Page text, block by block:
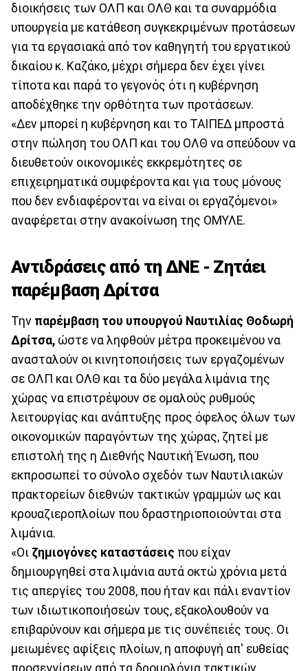
διοικήσεις των ΟΛΠ και ΟΛΘ και τα συναρμόδια
υπουργεία με κατάθεση συγκεκριμένων προτάσεων
για τα εργασιακά από τον καθηγητή του εργατικού
δικαίου κ. Καζάκο, μέχρι σήμερα δεν έχει γίνει
τίποτα και παρά το γεγονός ότι η κυβέρνηση
αποδέχθηκε την ορθότητα των προτάσεων.
«Δεν μπορεί η κυβέρνηση και το ΤΑΙΠΕΔ μπροστά
στην πώληση του ΟΛΠ και του ΟΛΘ να σπεύδουν να
διευθετούν οικονομικές εκκρεμότητες σε
επιχειρηματικά συμφέροντα και για τους μόνους
που δεν ενδιαφέρονται να είναι οι εργαζόμενοι»
αναφέρεται στην ανακοίνωση της ΟΜΥΛΕ.
Αντιδράσεις από τη ΔΝΕ - Ζητάει
παρέμβαση Δρίτσα
Την παρέμβαση του υπουργού Ναυτιλίας Θοδωρή
Δρίτσα, ώστε να ληφθούν μέτρα προκειμένου να
ανασταλούν οι κινητοποιήσεις των εργαζομένων
σε ΟΛΠ και ΟΛΘ και τα δύο μεγάλα λιμάνια της
χώρας να επιστρέψουν σε ομαλούς ρυθμούς
λειτουργίας και ανάπτυξης προς όφελος όλων των
οικονομικών παραγόντων της χώρας, ζητεί με
επιστολή της η Διεθνής Ναυτική Ένωση, που
εκπροσωπεί το σύνολο σχεδόν των Ναυτιλιακών
πρακτορείων διεθνών τακτικών γραμμών ως και
κρουαζιεροπλοίων που δραστηριοποιούνται στα
λιμάνια.
«Οι ζημιογόνες καταστάσεις που είχαν
δημιουργηθεί στα λιμάνια αυτά οκτώ χρόνια μετά
τις απεργίες του 2008, που ήταν και πάλι εναντίον
των ιδιωτικοποιήσεών τους, εξακολουθούν να
επιβαρύνουν και σήμερα με τις συνέπειές τους. Οι
μειωμένες αφίξεις πλοίων, η αποφυγή απ' ευθείας
προσεγγίσεων από τα δρομολόγια τακτικών